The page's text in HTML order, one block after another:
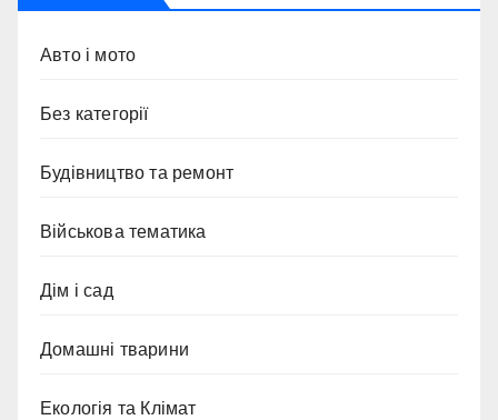
Авто і мото
Без категорії
Будівництво та ремонт
Військова тематика
Дім і сад
Домашні тварини
Екологія та Клімат